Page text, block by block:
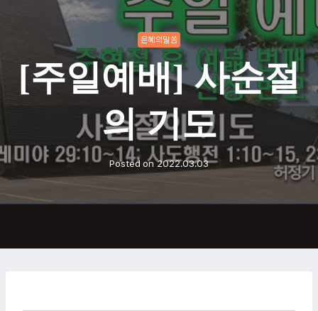
은혜의말씀
[주일예배] 사순절
의 기도
Posted on2022.03.03